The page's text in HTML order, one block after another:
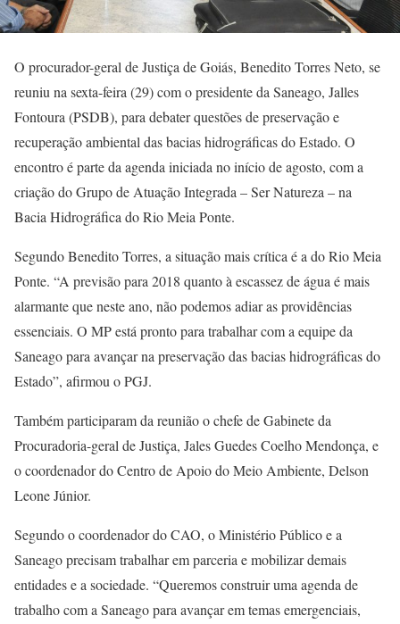
O procurador-geral de Justiça de Goiás, Benedito Torres Neto, se
reuniu na sexta-feira (29) com o presidente da Saneago, Jalles
Fontoura (PSDB), para debater questões de preservação e
recuperação ambiental das bacias hidrográficas do Estado. O
encontro é parte da agenda iniciada no início de agosto, com a
criação do Grupo de Atuação Integrada – Ser Natureza – na
Bacia Hidrográfica do Rio Meia Ponte.
Segundo Benedito Torres, a situação mais crítica é a do Rio Meia
Ponte. “A previsão para 2018 quanto à escassez de água é mais
alarmante que neste ano, não podemos adiar as providências
essenciais. O MP está pronto para trabalhar com a equipe da
Saneago para avançar na preservação das bacias hidrográficas do
Estado”, afirmou o PGJ.
Também participaram da reunião o chefe de Gabinete da
Procuradoria-geral de Justiça, Jales Guedes Coelho Mendonça, e
o coordenador do Centro de Apoio do Meio Ambiente, Delson
Leone Júnior.
Segundo o coordenador do CAO, o Ministério Público e a
Saneago precisam trabalhar em parceria e mobilizar demais
entidades e a sociedade. “Queremos construir uma agenda de
trabalho com a Saneago para avançar em temas emergenciais,